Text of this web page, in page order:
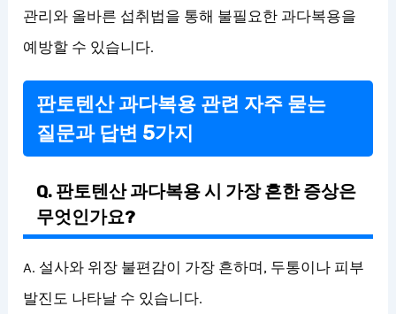
관리와 올바른 섭취법을 통해 불필요한 과다복용을
예방할 수 있습니다.
판토텐산 과다복용 관련 자주 묻는
질문과 답변 5가지
Q. 판토텐산 과다복용 시 가장 흔한 증상은
무엇인가요?
A. 설사와 위장 불편감이 가장 흔하며, 두통이나 피부
발진도 나타날 수 있습니다.